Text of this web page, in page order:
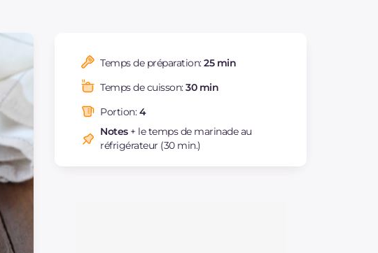
Temps de préparation:25 min
Temps de cuisson:30 min
Portion:4
Notes+ le temps de marinade au
réfrigérateur (30 min.)